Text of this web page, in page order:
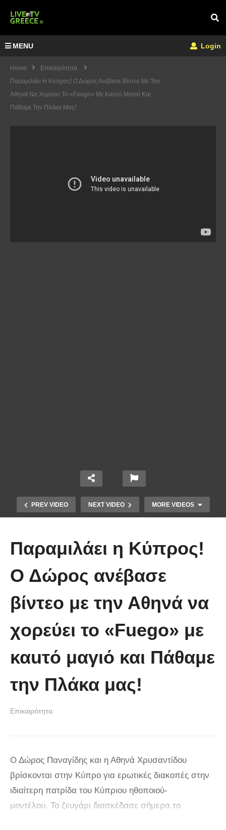
MENU Login
Home
Επικαιρότητα
Παραμιλάει Η Κύπρος! Ο Δώρος Ανέβασε Βίντεο Με Την
Αθηνά Να Χoρεύει Το «Fuego» Με Καuτό Μαγιό Και
Πάθαμε Την Πλάκα Μας!
PREV VIDEO NEXT VIDEO MORE VIDEOS
πρώτη στιγμή και συγκίνησε το
νοηματική με ένα μικρό κορίτσι
Παραμιλάει η Κύπρος!
Ο Δώρος ανέβασε
βίντεο με την Αθηνά να
χoρεύει το «Fuego» με
καuτό μαγιό και Πάθαμε
την Πλάκα μας!
Επικαιρότητα
Ο Δώρος Παναγίδης και η Αθηνά Χρυσαντίδου
βρίσκονται στην Κύπρο για ερωτικές διακοπές στην
ιδιαίτερη πατρίδα του Κύπριου ηθοποιού-
μοντέλου. Το ζευγάρι διασκέδασε σήμερα το